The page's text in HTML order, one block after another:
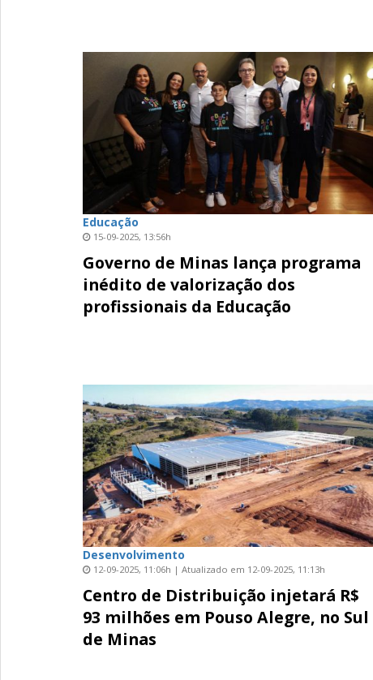
Educação
15-09-2025, 13:56h
Governo de Minas lança programa
inédito de valorização dos
profissionais da Educação
Desenvolvimento
12-09-2025, 11:06h | Atualizado em 12-09-2025, 11:13h
Centro de Distribuição injetará R$
93 milhões em Pouso Alegre, no Sul
de Minas